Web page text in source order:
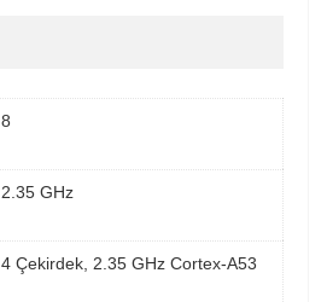
8
2.35 GHz
4 Çekirdek, 2.35 GHz Cortex-A53